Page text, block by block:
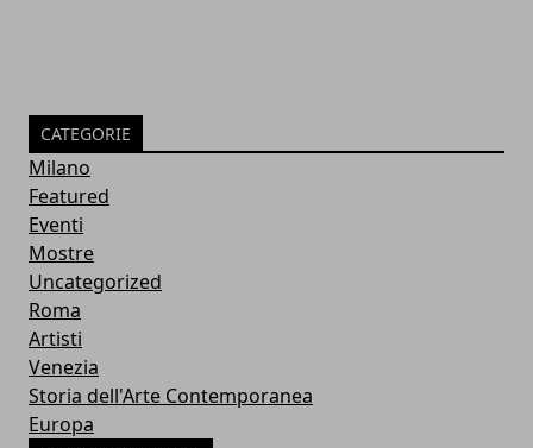
CATEGORIE
Milano
Featured
Eventi
Mostre
Uncategorized
Roma
Artisti
Venezia
Storia dell'Arte Contemporanea
Europa